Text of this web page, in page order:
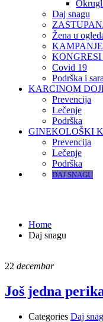
Daj snagu
Žena u
Covid 19
Podrška i
KARCINOM
Prevencija
Lečenje
Podrška
GINEKOLOŠKI
Prevencija
Lečenje
Podrška
DAJ SNAGU
Home
Daj snagu
22 decembar
Još jedna
Categories Daj